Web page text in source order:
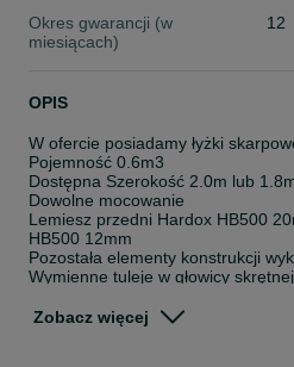
Okres gwarancji (w
miesiącach)
12
OPIS
W ofercie posiadamy łyżki
Pojemność 0.6m3
Dostępna Szerokość 2.0m lub
Dowolne mocowanie
Lemiesz przedni Hardox HB500
HB500 12mm
Pozostała elementy konstrukcji
Wymienne tuleje w głowicy
Dostępne mocowania Verachtert
Zobacz więcej